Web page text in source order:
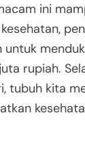
ini
rupiah.
tubuh kita